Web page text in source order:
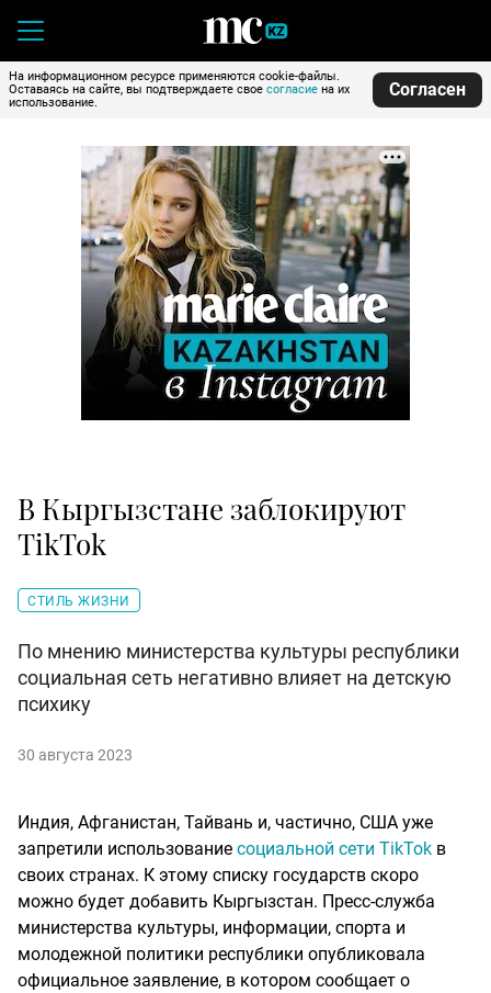
На информационном ресурсе применяются cookie-файлы.
Оставаясь на сайте, вы подтверждаете свое согласие на их
использование.
Согласен
В Кыргызстане заблокируют
TikTok
СТИЛЬ ЖИЗНИ
По мнению министерства культуры республики
социальная сеть негативно влияет на детскую
психику
30 августа 2023
Индия, Афганистан, Тайвань и, частично, США уже
запретили использование социальной сети TikTok в
своих странах. К этому списку государств скоро
можно будет добавить Кыргызстан. Пресс-служба
министерства культуры, информации, спорта и
молодежной политики республики опубликовала
официальное заявление, в котором сообщает о